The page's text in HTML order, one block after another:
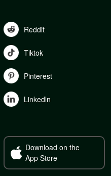
Reddit
Tiktok
Pinterest
Linkedln
Download on the
App Store